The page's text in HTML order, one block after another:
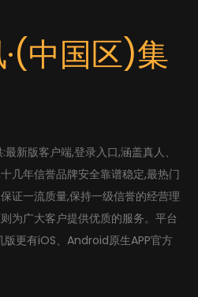
中国区)集
新版客户端,登录入口,涵盖真人、
几年信誉品牌安全靠谱稳定,最热门
证一流质量,保持一级信誉的经营理
为广大客户提供优质的服务。平台
更有iOS、Android原生APP官方